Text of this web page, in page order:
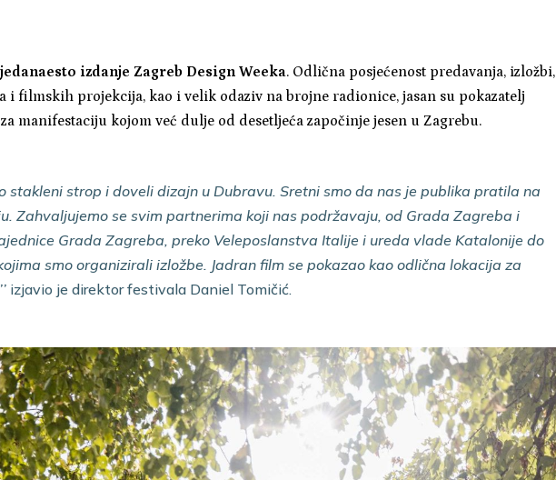
jedanaesto izdanje Zagreb Design Weeka. Odlična posjećenost predavanja, izložbi,
i filmskih projekcija, kao i velik odaziv na brojne radionice, jasan su pokazatelj
manifestaciju kojom već dulje od desetljeća započinje jesen u Zagrebu.
stakleni strop i doveli dizajn u Dubravu. Sretni smo da nas je publika pratila na
Zahvaljujemo se svim partnerima koji nas podržavaju, od Grada Zagreba i
Grada Zagreba, preko Veleposlanstva Italije i ureda vlade Katalonije do
smo organizirali izložbe. Jadran film se pokazao kao odlična lokacija za
izjavio je direktor festivala Daniel Tomičić.